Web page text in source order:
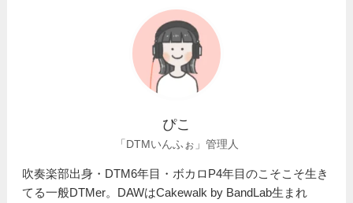
ぴこ
「DTMいんふぉ」管理人
吹奏楽部出身・DTM6年目・ボカロP4年目のこそこそ生き
てる一般DTMer。DAWはCakewalk by BandLab生まれ